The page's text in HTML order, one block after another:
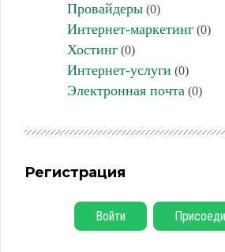
Провайдеры (0)
Интернет-маркетинг (0)
Хостинг (0)
Интернет-услуги (0)
Электронная почта (0)
Регистрация
Войти